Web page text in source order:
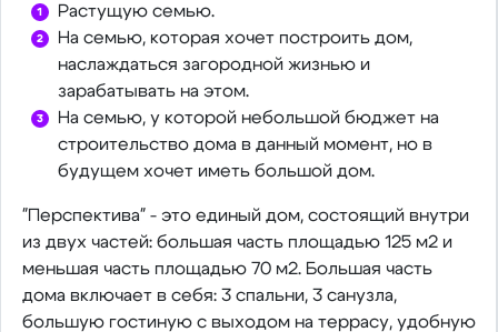
Растущую семью.
На семью, которая хочет построить дом,
наслаждаться загородной жизнью и
зарабатывать на этом.
На семью, у которой небольшой бюджет на
строительство дома в данный момент, но в
будущем хочет иметь большой дом.
"Перспектива" - это единый дом, состоящий внутри
из двух частей: большая часть площадью 125 м2 и
меньшая часть площадью 70 м2. Большая часть
дома включает в себя: 3 спальни, 3 санузла,
большую гостиную с выходом на террасу, удобную